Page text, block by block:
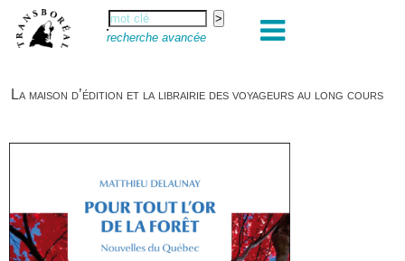
recherche avancée
La maison d’édition et la librairie des voyageurs au long cours